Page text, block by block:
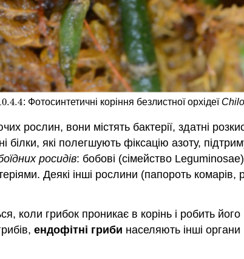
4
4: Фотосинтетичні коріння безлистної орхідеї
рослин, вони містять бактерії, здатні
білки, які полегшують фіксацію азоту,
росидів: бобові (сімейство
Деякі інші рослини (папороть комарів,
коли грибок проникає в корінь і робить
ендофітні гриби населяють інші органи